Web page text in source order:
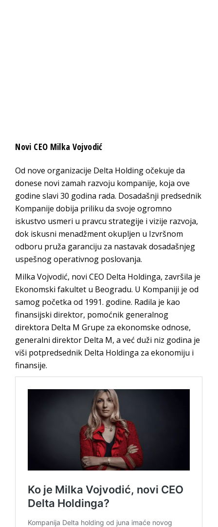
Novi CEO Milka Vojvodić
Od nove organizacije Delta Holding očekuje da
donese novi zamah razvoju kompanije, koja ove
godine slavi 30 godina rada. Dosadašnji predsednik
Kompanije dobija priliku da svoje ogromno
iskustvo usmeri u pravcu strategije i vizije razvoja,
dok iskusni menadžment okupljen u Izvršnom
odboru pruža garanciju za nastavak dosadašnjeg
uspešnog operativnog poslovanja.
Milka Vojvodić, novi CEO Delta Holdinga, završila je
Ekonomski fakultet u Beogradu. U Kompaniji je od
samog početka od 1991. godine. Radila je kao
finansijski direktor, pomoćnik generalnog
direktora Delta M Grupe za ekonomske odnose,
generalni direktor Delta M, a već duži niz godina je
viši potpredsednik Delta Holdinga za ekonomiju i
finansije.